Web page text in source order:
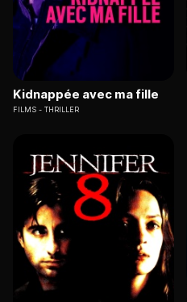
Kidnappée avec ma fille
FILMS THRILLER